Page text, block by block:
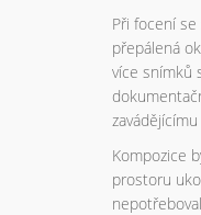
Při focení
přepálená
více snímků
Kompozice
prostoru